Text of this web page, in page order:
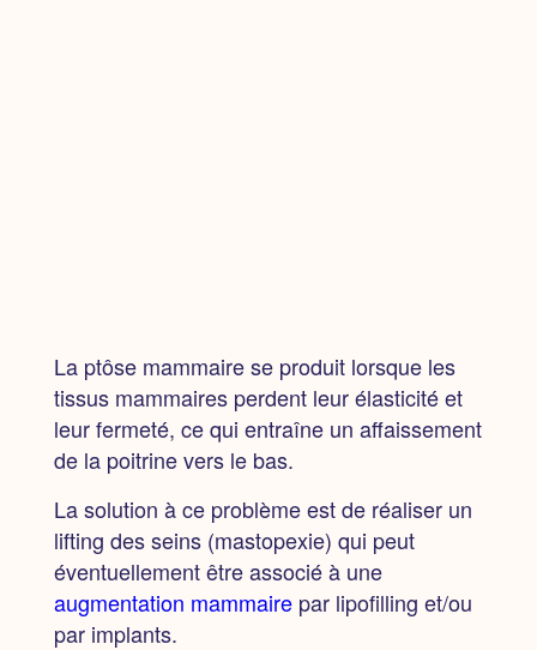
La ptôse mammaire se produit lorsque les
tissus mammaires perdent leur élasticité et
leur fermeté, ce qui entraîne un affaissement
de la poitrine vers le bas.
La solution à ce problème est de réaliser un
lifting des seins (mastopexie) qui peut
éventuellement être associé à une
augmentation mammairepar lipofilling et/ou
par implants.